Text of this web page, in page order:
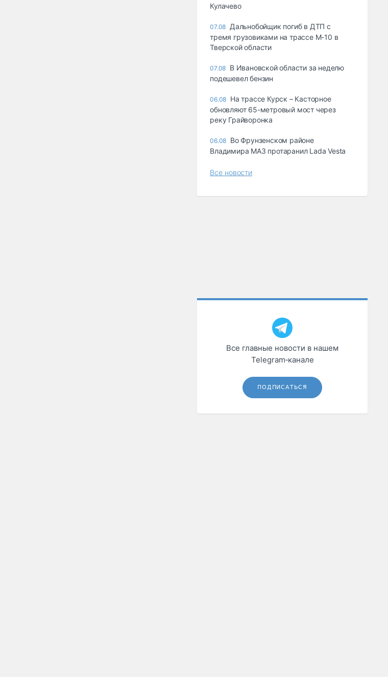
Кулачево
07.08 Дальнобойщик погиб в ДТП с
тремя грузовиками на трассе М-10 в
Тверской области
07.08 В Ивановской области за неделю
подешевел бензин
06.08 На трассе Курск – Касторное
обновляют 65-метровый мост через
реку Грайворонка
06.08 Во Фрунзенском районе
Владимира МАЗ протаранил Lada Vesta
Все новости
Все главные новости в нашем
Telegram‑канале
ПОДПИСАТЬСЯ